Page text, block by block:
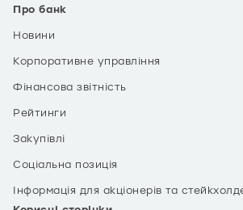
Про банк
Новини
Корпоративне управління
Фінансова звітність
Рейтинги
Закупівлі
Соціальна позиція
Інформація для акціонерів та